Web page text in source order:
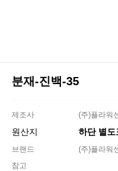
분재-진백-35
제조사 (주)플라워
원산지 하단 별도
브랜드
(주)플라워
참고